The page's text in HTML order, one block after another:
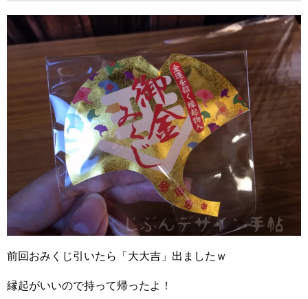
前回おみくじ引いたら「大大吉」出ましたｗ
縁起がいいので持って帰ったよ！